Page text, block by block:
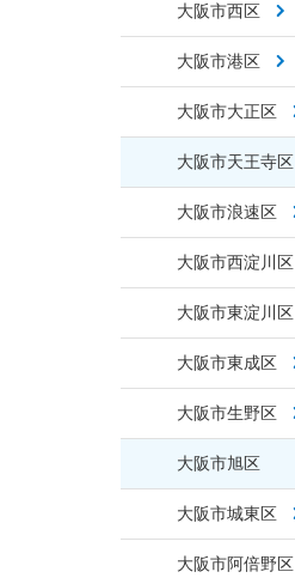
大阪市西区
大阪市港区
大阪市大正区
大阪市天王寺区
大阪市浪速区
大阪市西淀川区
大阪市東淀川区
大阪市東成区
大阪市生野区
大阪市旭区
大阪市城東区
大阪市阿倍野区